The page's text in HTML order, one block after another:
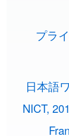
2026-08-
2026-08-
2026-08-06
スラン
イメー
略
東
有名
四字
漢字
英語
トレ
プラ
日本語
NICT,